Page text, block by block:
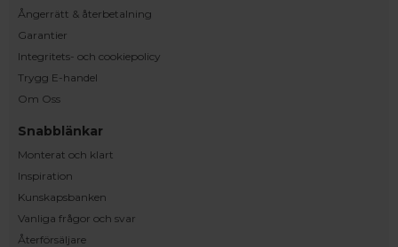
Ångerrätt & återbetalning
Garantier
Integritets- och cookiepolicy
Trygg E-handel
Om Oss
Snabblänkar
Monterat och klart
Inspiration
Kunskapsbanken
Vanliga frågor och svar
Återförsäljare